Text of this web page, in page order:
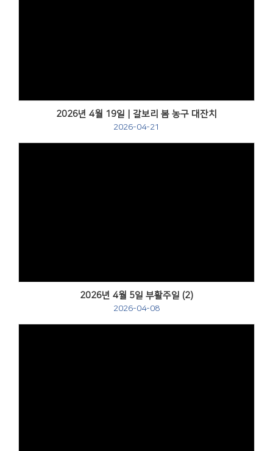
2026년 4월 19일 | 갈보리 봄 농구 대잔치
2026-04-21
2026년 4월 5일 부활주일 (2)
2026-04-08